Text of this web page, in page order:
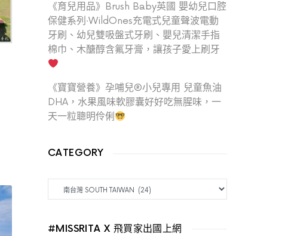
《育兒用品》Brush Baby英國 嬰幼兒口腔
保健系列‧WildOnes充電式兒童聲波電動
牙刷、幼兒雙吸盤式牙刷、嬰兒清潔手指
棉巾、木醣醇含氟牙膏，讓孩子愛上刷牙
《寶寶營養》孕哺兒®小兒專用 兒童魚油
DHA，水果風味軟膠囊好好吃無腥味，一
天一粒聰明伶俐
CATEGORY
#MISSRITA X 飛買家出國上網